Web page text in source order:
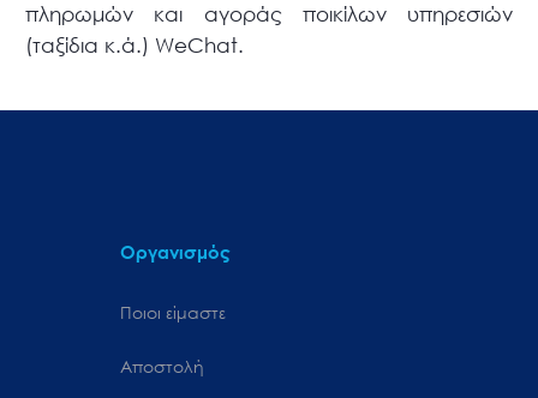
πληρωμών και αγοράς ποικίλων υπηρεσιών
(ταξίδια κ.ά.) WeChat.
Οργανισμός
Ποιοι είμαστε
Αποστολή